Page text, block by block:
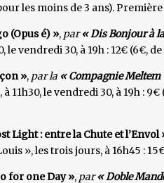
les moins de 3 ans).
(Opus é) », par« Dis Bonjour à
le vendredi 30, à 19h : 12€ (6€,
», par la « Compagnie
à 11h30, le vendredi 30, à 19h :
Light : entre la Chute et l’Envol
», les trois jours, à 16h45 :
for one Day », par« Doble